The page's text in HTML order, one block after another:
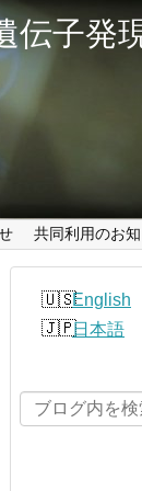
伝子発
共同利用のお
English
日本語